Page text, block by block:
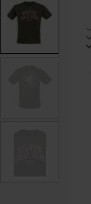
p/never-
568465.html